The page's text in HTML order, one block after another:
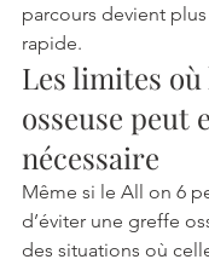
parcours devient
rapide.
Les limites
osseuse peut
nécessaire
Même si le All on 6
d’éviter une greffe
des situations où